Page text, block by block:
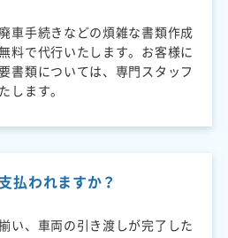
車手続きなどの煩雑な書類作成
料で代行いたします。お客様に
書類については、専門スタッフ
します。
払われますか？
い、車両の引き渡しが完了した